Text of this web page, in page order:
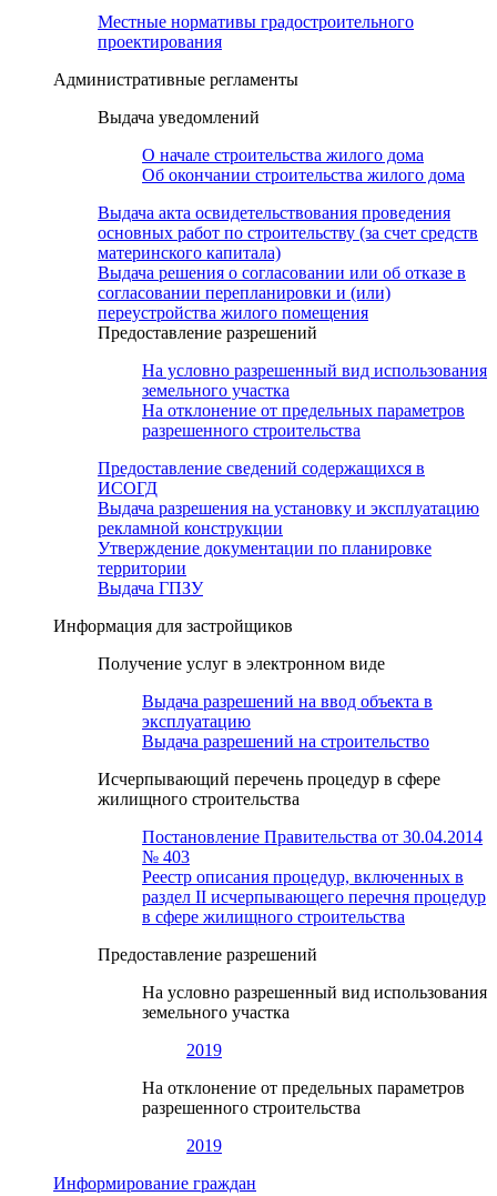
Местные нормативы градостроительного
проектирования
Административные регламенты
Выдача уведомлений
О начале строительства жилого дома
Об окончании строительства жилого дома
Выдача акта освидетельствования проведения
основных работ по строительству (за счет средств
материнского капитала)
Выдача решения о согласовании или об отказе в
согласовании перепланировки и (или)
переустройства жилого помещения
Предоставление разрешений
На условно разрешенный вид использования
земельного участка
На отклонение от предельных параметров
разрешенного строительства
Предоставление сведений содержащихся в
ИСОГД
Выдача разрешения на установку и эксплуатацию
рекламной конструкции
Утверждение документации по планировке
территории
Выдача ГПЗУ
Информация для застройщиков
Получение услуг в электронном виде
Выдача разрешений на ввод объекта в
эксплуатацию
Выдача разрешений на строительство
Исчерпывающий перечень процедур в сфере
жилищного строительства
Постановление Правительства от 30.04.2014
№ 403
Реестр описания процедур, включенных в
раздел II исчерпывающего перечня процедур
в сфере жилищного строительства
Предоставление разрешений
На условно разрешенный вид использования
земельного участка
2019
На отклонение от предельных параметров
разрешенного строительства
2019
Информирование граждан